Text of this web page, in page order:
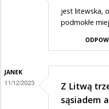
jest litewska,
podmokłe
JANEK
11/12/2023
Z Litwą
sąsiadem